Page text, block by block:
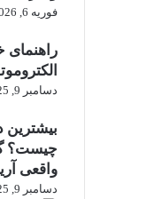
فوریه 6, 2026
راهنمای
دسامبر 9, 2025
بیشترین
چیست؟
واقعی
دسامبر 9, 2025